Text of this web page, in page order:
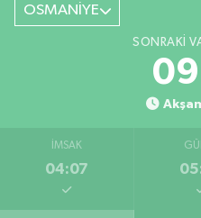
OSMANİYE
SONRAKI
İMSAK
04:07